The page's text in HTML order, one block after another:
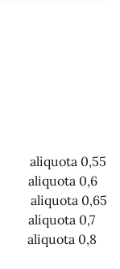
0,55
aliquota 0,6
aliquota 0,65
0,7
0,8